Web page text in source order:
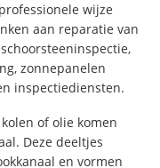
wijze
aan reparatie van
zonnepanelen
inspectiediensten.
of olie komen
Deze deeltjes
en vormen